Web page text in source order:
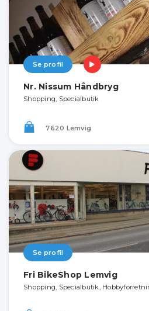
Se profil
Nr. Nissum Håndbryg
Shopping, Specialbutik
7620 Lemvig
Se profil
Fri BikeShop Lemvig
Shopping, Specialbutik,